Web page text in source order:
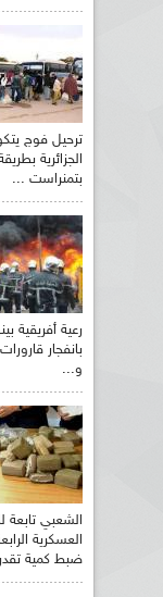
الجزائرية
بتمنراست ...
رعية أفريقية
بانفجار
و...
الشعبي تابعة
العسكرية
ضبط كمية تقدر